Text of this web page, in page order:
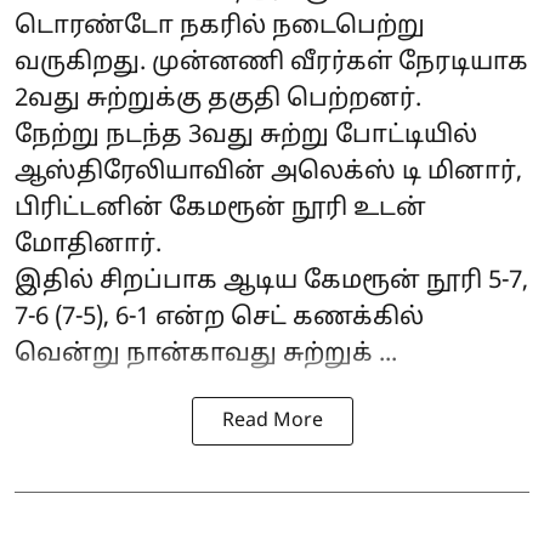
டொரண்டோ நகரில் நடைபெற்று
வருகிறது. முன்னணி வீரர்கள் நேரடியாக
2வது சுற்றுக்கு தகுதி பெற்றனர்.
நேற்று நடந்த 3வது சுற்று போட்டியில்
ஆஸ்திரேலியாவின் அலெக்ஸ் டி மினார்,
பிரிட்டனின் கேமரூன் நூரி உடன்
மோதினார்.
இதில் சிறப்பாக ஆடிய கேமரூன் நூரி 5-7,
7-6 (7-5), 6-1 என்ற செட் கணக்கில்
வென்று நான்காவது சுற்றுக் ...
Read More